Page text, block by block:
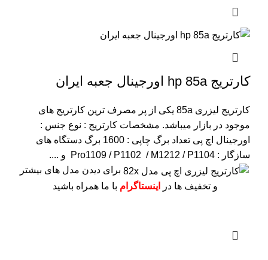
کارتریج hp 85a اورجینال جعبه ایران
کارتریج لیزری 85a یکی از پر مصرف ترین کارتریج های
موجود در بازار میباشد. مشخصات کارتریج : نوع جنس :
اورجینال اچ پی تعداد برگ چاپی : 1600 برگ
دستگاه های
سازگار : Pro1109 / P1102 / M1212 / P1104 و ....
برای دیدن مدل های بیشتر
و تخفیف ها در
اینستاگرام با ما همراه باشید